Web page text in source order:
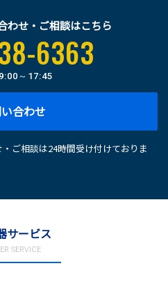
わせ・ご相談はこちら
6363
9:00～17:45
合わせ
ご相談は24時間受け付けておりま
サービス
SERVICE